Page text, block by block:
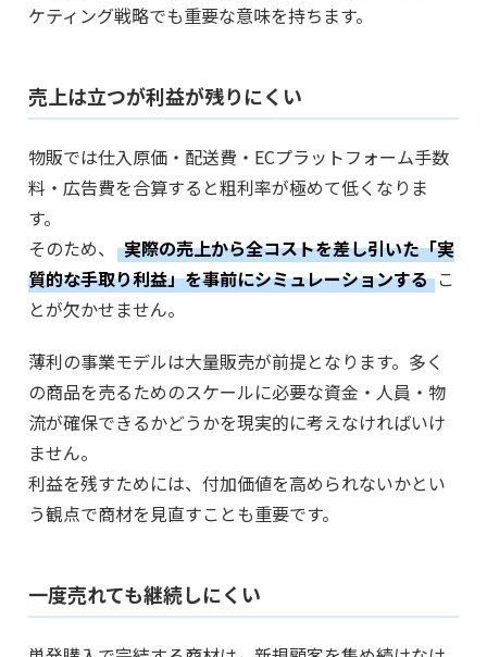
ケティング戦略でも重要な意味を持ちます。
売上は立つが利益が残りにくい
物販では仕入原価・配送費・ECプラットフォーム手数
料・広告費を合算すると粗利率が極めて低くなりま
す。
そのため、
実際の売上から全コストを差し引いた「実
質的な手取り利益」を事前にシミュレーションする こ
とが欠かせません。
薄利の事業モデルは大量販売が前提となります。多く
の商品を売るためのスケールに必要な資金・人員・物
流が確保できるかどうかを現実的に考えなければいけ
ません。
利益を残すためには、付加価値を高められないかとい
う観点で商材を見直すことも重要です。
一度売れても継続しにくい